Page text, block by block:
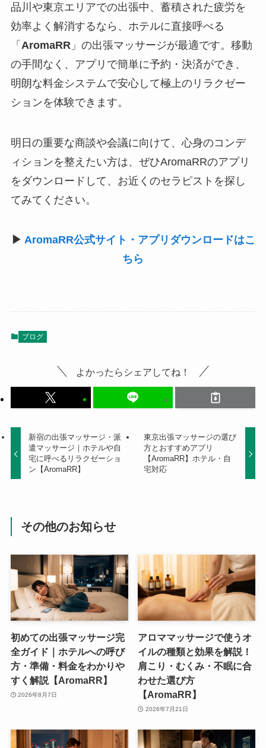
品川や東京エリアでの出張中、蓄積された疲労を
効率よく解消するなら、ホテルに直接呼べる
「 AromaRR 」の出張マッサージが最適です。移動
の手間なく、アプリで簡単に予約・決済ができ、
明朗な料金システムで安心して極上のリラクゼー
ションを体験できます。
明日の重要な商談や会議に向けて、心身のコンデ
ィションを整えたい方は、ぜひAromaRRのアプリ
をダウンロードして、お近くのセラピストを探し
てみてください。
▶ AromaRR公式サイト・アプリダウンロードはこ
ちら
ブログ
よかったらシェアしてね！
新宿の出張マッサージ・派
遣マッサージ｜ホテルや自
宅に呼べるリラクゼーショ
ン【AromaRR】
東京出張マッサージの選び
方とおすすめアプリ
【AromaRR】ホテル・自
宅対応
その他のお知らせ
初めての出張マッサージ完
全ガイド｜ホテルへの呼び
方・準備・料金をわかりや
すく解説【AromaRR】
2026年8月7日
アロママッサージで使うオ
イルの種類と効果を解説！
肩こり・むくみ・不眠に合
わせた選び方
【AromaRR】
2026年7月21日